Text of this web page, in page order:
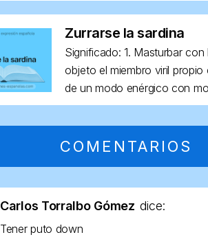
Zurrarse la sardina
Significado: 1. Masturbar
objeto el miembro viril
de un modo enérgico con
COMENTARIOS
Carlos Torralbo Gómez dice:
Tener puto down